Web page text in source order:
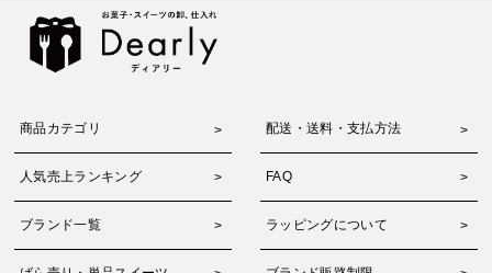
商品カテゴリ 配送・送料・支払方法
人気売上ランキング FAQ
ブランド一覧 ラッピングについて